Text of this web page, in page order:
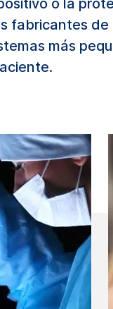
o la
fabricantes
más